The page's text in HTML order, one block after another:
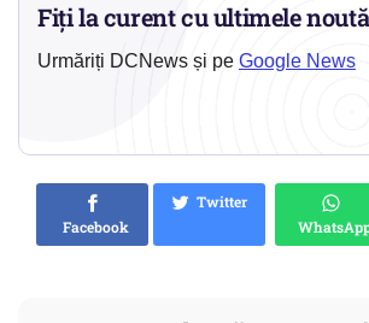
Fiți la curent cu ultimele
Urmăriți DCNews și pe Google News
Facebook
Twitter